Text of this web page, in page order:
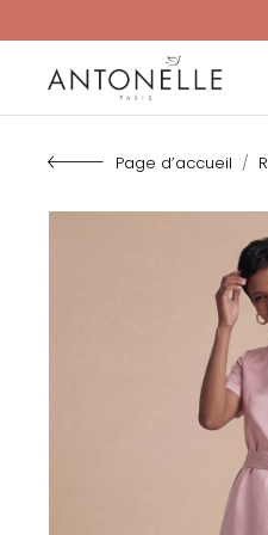
Page d’accueil